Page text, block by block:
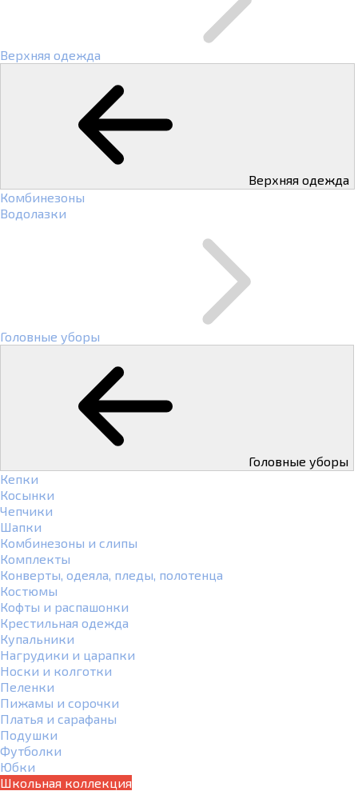
Верхняя одежда
Верхняя одежда
Комбинезоны
Водолазки
Головные уборы
Головные уборы
Кепки
Косынки
Чепчики
Шапки
Комбинезоны и слипы
Комплекты
Конверты, одеяла, пледы, полотенца
Костюмы
Кофты и распашонки
Крестильная одежда
Купальники
Нагрудики и царапки
Носки и колготки
Пеленки
Пижамы и сорочки
Платья и сарафаны
Подушки
Футболки
Юбки
Школьная коллекция